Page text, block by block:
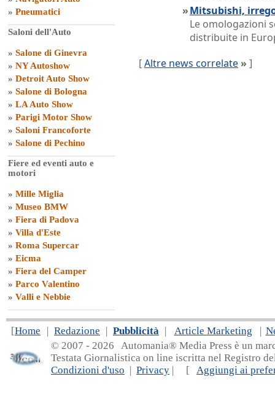
» Pneumatici
Saloni dell'Auto
» Salone di Ginevra
» NY Autoshow
» Detroit Auto Show
» Salone di Bologna
» LA Auto Show
» Parigi Motor Show
» Saloni Francoforte
» Salone di Pechino
Fiere ed eventi auto e
motori
» Mille Miglia
» Museo BMW
» Fiera di Padova
» Villa d'Este
» Roma Supercar
» Eicma
» Fiera del Camper
» Parco Valentino
» Valli e Nebbie
»Mitsubishi,
Le omologazioni
distribuite in
[Altre news correlate » ]
[Home | Redazione | Pubblicità | Article Marketing |
© 2007 - 2026 Automania® Media Press è un
Testata Giornalistica on line iscritta nel Registro
Condizioni d'uso | Privacy | [ Aggiungi ai